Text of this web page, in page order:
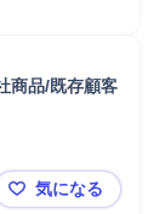
商品/既存顧客
群馬【卵メ
気になる